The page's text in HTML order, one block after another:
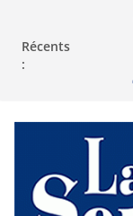
Récents
: